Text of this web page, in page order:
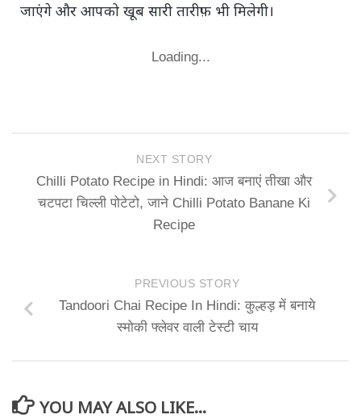
जाएंगे और आपको खूब सारी तारीफ़ भी मिलेगी।
Loading...
NEXT STORY
Chilli Potato Recipe in Hindi: आज बनाएं तीखा और
चटपटा चिल्ली पोटेटो, जाने Chilli Potato Banane Ki
Recipe
PREVIOUS STORY
Tandoori Chai Recipe In Hindi: कुल्हड़ में बनाये
स्मोकी फ्लेवर वाली टेस्टी चाय
YOU MAY ALSO LIKE...